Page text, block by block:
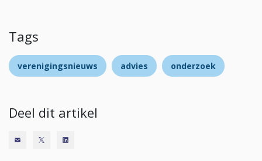
Tags
verenigingsnieuws advies onderzoek
Deel dit artikel